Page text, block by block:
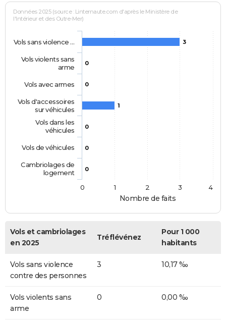
Nombre de faits
Données 2025 (source : Linternaute.com d'après le Ministère de
l'Intérieur et des Outre-Mer)
3
0
0
1
0
0
0
Vols sans violence …
Vols violents sans
arme
Vols avec armes
Vols d'accessoires
sur véhicules
Vols dans les
véhicules
Vols de véhicules
Cambriolages de
logement
0
1 2 3 4
Vols et cambriolages
en 2025
Tréflévénez
Pour 1 000
habitants
Vols sans violence
contre des personnes
3 10,17 ‰
Vols violents sans
arme
0 0,00 ‰